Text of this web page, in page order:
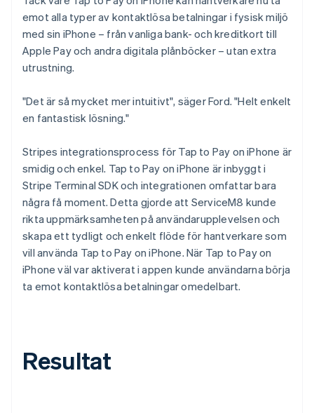
emot alla typer av kontaktlösa betalningar i fysisk miljö
med sin iPhone – från vanliga bank- och kreditkort till
Apple Pay och andra digitala plånböcker – utan extra
utrustning.
"Det är så mycket mer intuitivt", säger Ford. "Helt enkelt
en fantastisk lösning."
Stripes integrationsprocess för Tap to Pay on iPhone är
smidig och enkel. Tap to Pay on iPhone är inbyggt i
Stripe Terminal SDK och integrationen omfattar bara
några få moment. Detta gjorde att ServiceM8 kunde
rikta uppmärksamheten på användarupplevelsen och
skapa ett tydligt och enkelt flöde för hantverkare som
vill använda Tap to Pay on iPhone. När Tap to Pay on
iPhone väl var aktiverat i appen kunde användarna börja
ta emot kontaktlösa betalningar omedelbart.
Resultat